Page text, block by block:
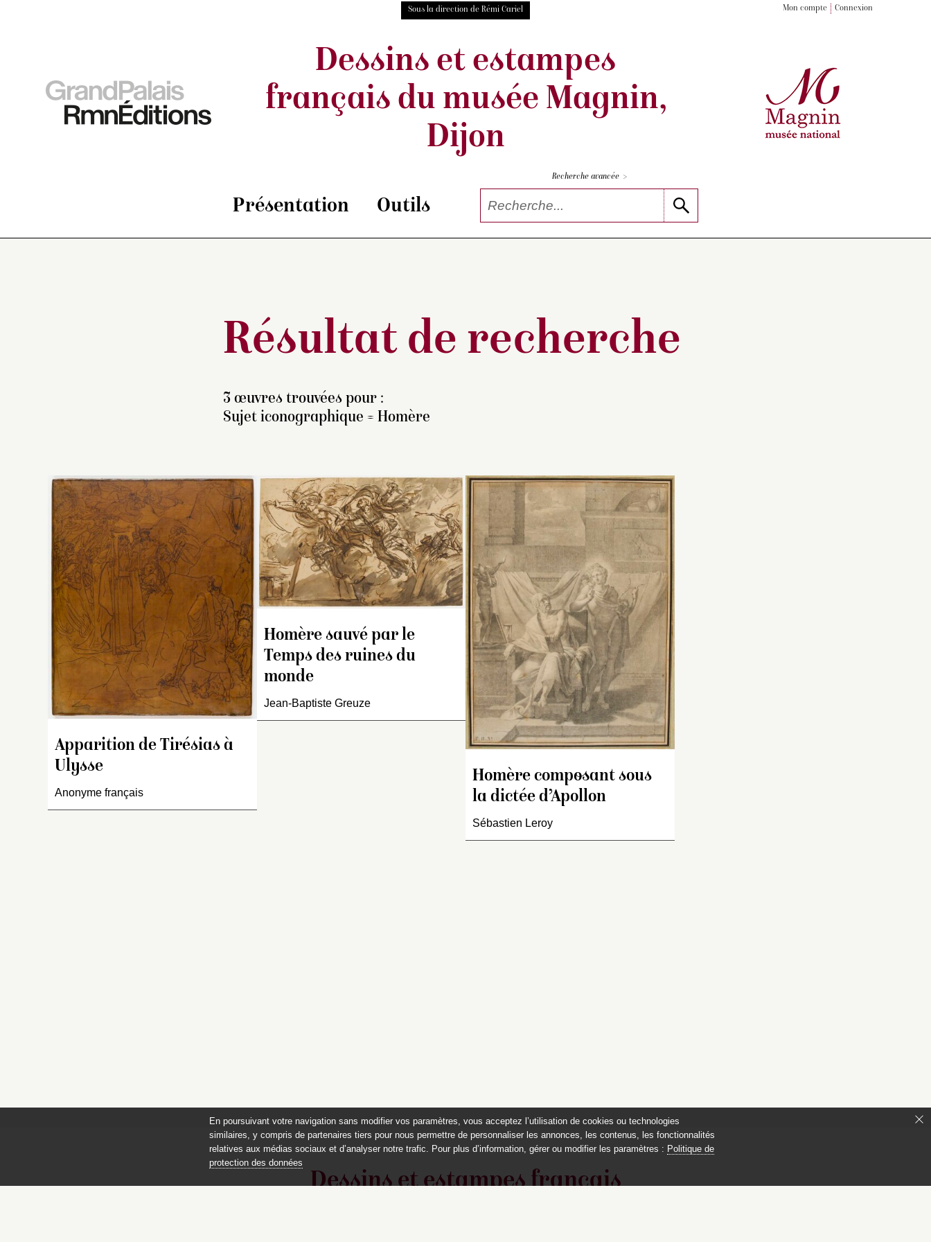
Sous la direction de Rémi Cariel Mon compte Connexion
Dessins et estampes
français du musée Magnin,
Dijon
Présentation Outils
Recherche avancée >
Résultat de recherche
3 œuvres trouvées pour :
Sujet iconographique = Homère
Apparition de Tirésias à
Ulysse
Anonyme français
N. Reynaud a proposé de
voir dans cette œuvre
l’Apparition de Tirésias à
Ulysse (Odyssée, chant
XI – voir catalogue
galeries nationales du
Grand Palais, 1974, p. 82).
Son examen au Centre de
recherche et de
restauration des musées de
France en 2006 a permis
Homère sauvé par le
Temps des ruines du
monde
Jean-Baptiste Greuze
Esquisse pour le décor
dessiné de la comédie "le
Maréchal Ferrant de la ville
d’Anvers", créée au théâtre
du Vaudeville en avril 1799.
L’attribution de ce dessin
tardif est due à
P. Rosenberg et fut
confirmée par E. Munhall
(1977, no105). La genèse
en est retracée dans
Belhaouari, 2007.
Homère composant sous
la dictée d’Apollon
Sébastien Leroy
Dessins et estampes français
En poursuivant votre navigation sans modifier vos paramètres, vous acceptez l’utilisation de cookies ou technologies
similaires, y compris de partenaires tiers pour nous permettre de personnaliser les annonces, les contenus, les fonctionnalités
relatives aux médias sociaux et d’analyser notre trafic. Pour plus d’information, gérer ou modifier les paramètres : Politique de
protection des données